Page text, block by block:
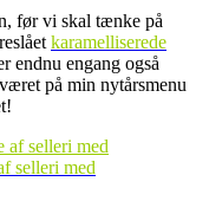
før vi skal tænke på
karamelliserede
endnu engang også
på min nytårsmenu
af selleri med
selleri med